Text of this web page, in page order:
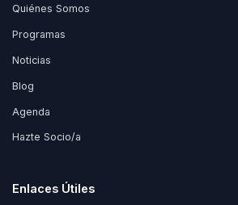
Quiénes Somos
Programas
Noticias
Blog
Agenda
Hazte Socio/a
Enlaces Útiles